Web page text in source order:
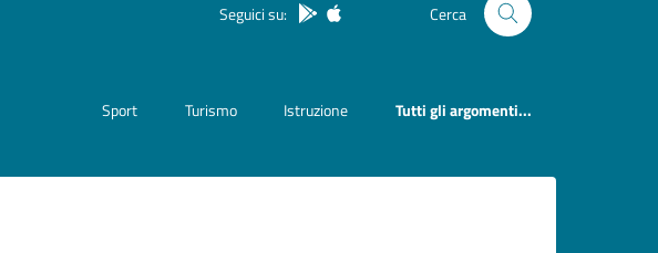
Seguici su: App Android
App IOS Cerca
Sport Turismo Istruzione Tutti gli argomenti...